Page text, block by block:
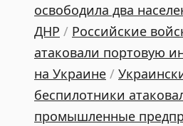
освободила два
ДНР / Российские
атаковали портовую
на Украине /
беспилотники
промышленные